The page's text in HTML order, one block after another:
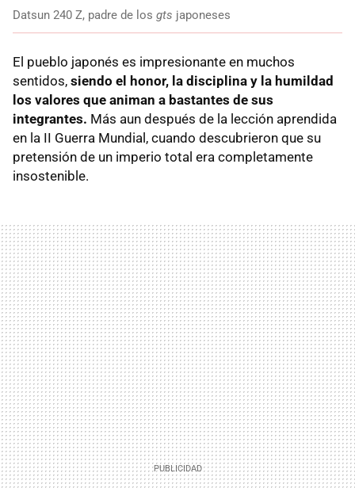
Datsun 240 Z, padre de los gts japoneses
El pueblo japonés es impresionante en muchos
sentidos, siendo el honor, la disciplina y la humildad
los valores que animan a bastantes de sus
integrantes. Más aun después de la lección aprendida
en la II Guerra Mundial, cuando descubrieron que su
pretensión de un imperio total era completamente
insostenible.